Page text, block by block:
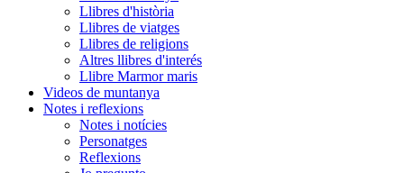
Llibres d'història
Llibres de viatges
Llibres de religions
Altres llibres d'interés
Llibre Marmor maris
Videos de muntanya
Notes i reflexions
Notes i notícies
Personatges
Reflexions